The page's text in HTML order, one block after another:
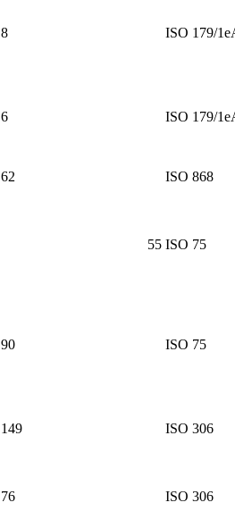
8 ISO 179/
6 ISO 179/
62
ISO 868
55 ISO 75
90 ISO 75
149 ISO 306
76 ISO 306